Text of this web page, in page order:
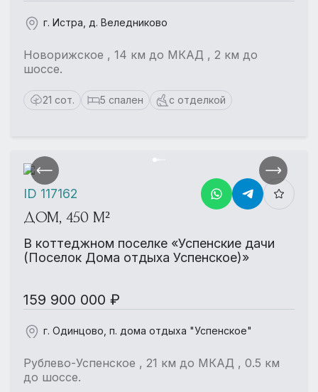
г. Истра, д. Веледниково
Новорижское , 14 км до МКАД , 2 км до
шоссе.
21 сот. 5 спален с отделкой
ДОМ, 450 М²
В коттеджном поселке «Успенские дачи
(Поселок Дома отдыха Успенское)»
159 900 000 ₽
г. Одинцово, п. дома отдыха "Успенское"
Рублево-Успенское , 21 км до МКАД , 0.5 км
до шоссе.
ID 117162